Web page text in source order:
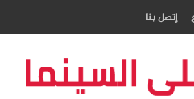
إتصل بنا